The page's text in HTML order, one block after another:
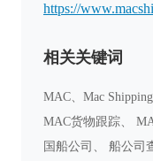
https://
相关关键词
MAC、Mac
MAC货物跟踪、
国船公司、 船公司